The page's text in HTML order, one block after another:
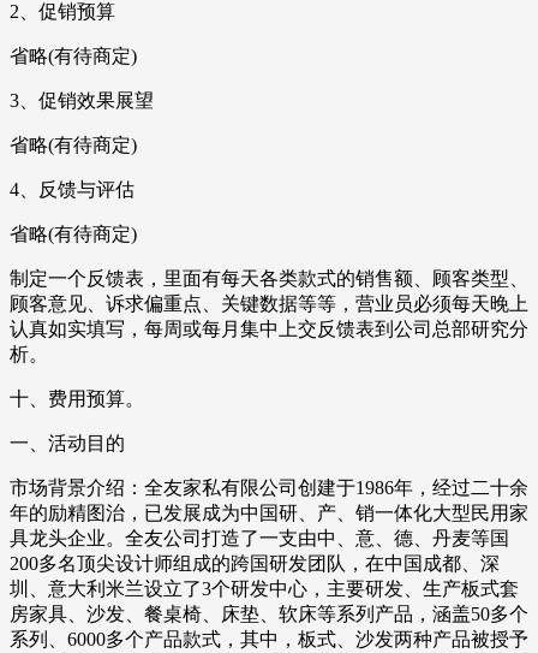
2、促销预算
省略(有待商定)
3、促销效果展望
省略(有待商定)
4、反馈与评估
省略(有待商定)
制定一个反馈表，里面有每天各类款式的销售额、顾客类型、
顾客意见、诉求偏重点、关键数据等等，营业员必须每天晚上
认真如实填写，每周或每月集中上交反馈表到公司总部研究分
析。
十、费用预算。
一、活动目的
市场背景介绍：全友家私有限公司创建于1986年，经过二十余
年的励精图治，已发展成为中国研、产、销一体化大型民用家
具龙头企业。全友公司打造了一支由中、意、德、丹麦等国
200多名顶尖设计师组成的跨国研发团队，在中国成都、深
圳、意大利米兰设立了3个研发中心，主要研发、生产板式套
房家具、沙发、餐桌椅、床垫、软床等系列产品，涵盖50多个
系列、6000多个产品款式，其中，板式、沙发两种产品被授予